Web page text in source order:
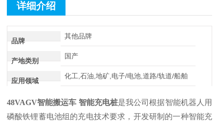
详细介绍
品牌
其他品牌
产地类别
国产
应用领域
化工,石油,地矿,电子/电池,道路/轨道/船舶
48VAGV智能搬运车 智能充电桩是我公司根据智能机器人用
磷酸铁锂蓄电池组的充电技术要求，开发研制的一种智能充